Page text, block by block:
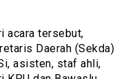
acara tersebut,
Daerah (Sekda)
asisten, staf ahli,